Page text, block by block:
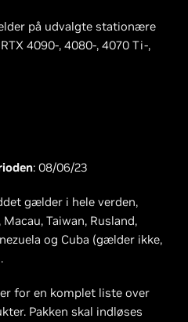
på udvalgte stationære
4090-, 4080-, 4070 Ti-,
: 08/06/23
gælder i hele verden,
Taiwan, Rusland,
og Cuba (gælder ikke,
for en komplet liste over
Pakken skal indløses